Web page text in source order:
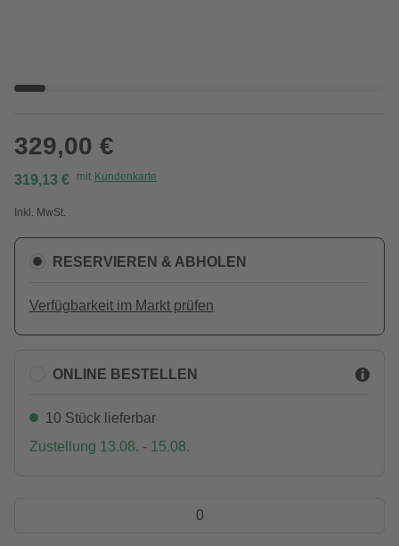
329,00 €
319,13 € mit Kundenkarte
Inkl. MwSt.
RESERVIEREN & ABHOLEN
Verfügbarkeit im Markt prüfen
ONLINE BESTELLEN
10 Stück lieferbar
Zustellung 13.08. - 15.08.